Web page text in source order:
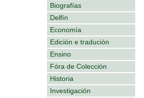
Biografías
Delfín
Economía
Edición e tradución
Ensino
Fóra de Colección
Historia
Investigación